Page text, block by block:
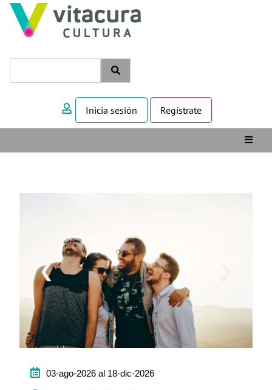
Inicia sesión Regístrate
❮
03-ago-2026 al 18-dic-2026